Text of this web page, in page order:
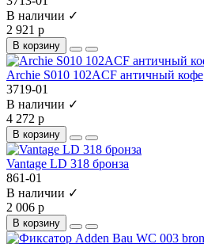
В наличии ✓
2 921 р
В корзину
Archie S010 102ACF античный кофе
3719-01
В наличии ✓
4 272 р
В корзину
Vantage LD 318 бронза
861-01
В наличии ✓
2 006 р
В корзину